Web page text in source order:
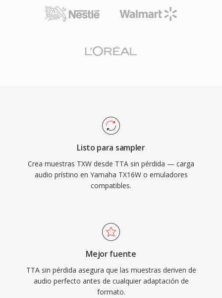
Listo para sampler
Crea muestras TXW desde TTA sin pérdida — carga
audio prístino en Yamaha TX16W o emuladores
compatibles.
Mejor fuente
TTA sin pérdida asegura que las muestras deriven de
audio perfecto antes de cualquier adaptación de
formato.